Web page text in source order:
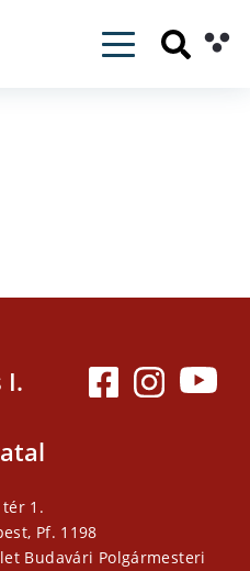
Toggle
I.
1.
Pf. 1198
Budavári Polgármesteri